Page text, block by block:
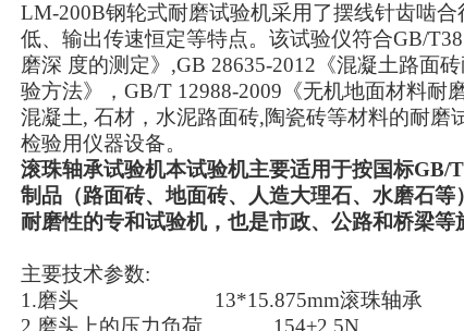
LM-200B钢轮式耐磨试验机采用了摆线针齿啮
低、输出传速恒定等特点。 该试验仪符合GB/
磨深 度的测定》,GB 28635-2012《混凝土路面
验方法》，GB/T 12988-2009《无机地面材料耐
混凝土, 石材，水泥路面砖,陶瓷砖等材料的耐
检验用仪器设备。
滚珠轴承试验机本试验机主要适用于按国标GB/
制品（路面砖、地面砖、人造大理石、水磨石
耐磨性的专和试验机，也是市政、公路和桥梁
主要技术参数:
1.磨头 13*15.875mm滚珠轴承
2.磨头上的压力负荷 154±2.5N